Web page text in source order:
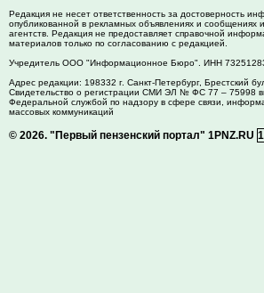
Редакция не несет ответственность за достоверность
опубликованной в рекламных объявлениях и
агентств. Редакция не предоставляет справочной
материалов только по согласованию с редакцией.
Учредитель ООО "Информационное Бюро". ИНН
Адрес редакции: 198332 г. Санкт-Петербург, Брестский
Свидетельство о регистрации СМИ ЭЛ № ФС 77 – 75998
Федеральной службой по надзору в сфере связи,
массовых коммуникаций
© 2026. "Первый пензенский портал" 1PNZ.RU